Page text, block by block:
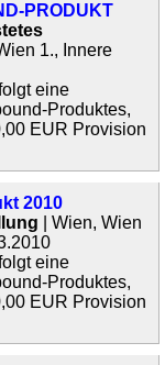
PRODUKT
1., Innere
eine
Produktes,
EUR Provision
2010
| Wien, Wien
eine
Produktes,
EUR Provision